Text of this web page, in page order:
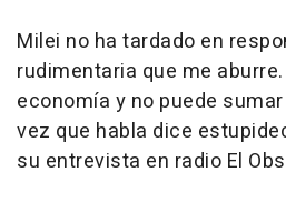
Milei no ha tardado en
rudimentaria que me
economía y no puede
vez que habla dice
su entrevista en radio El